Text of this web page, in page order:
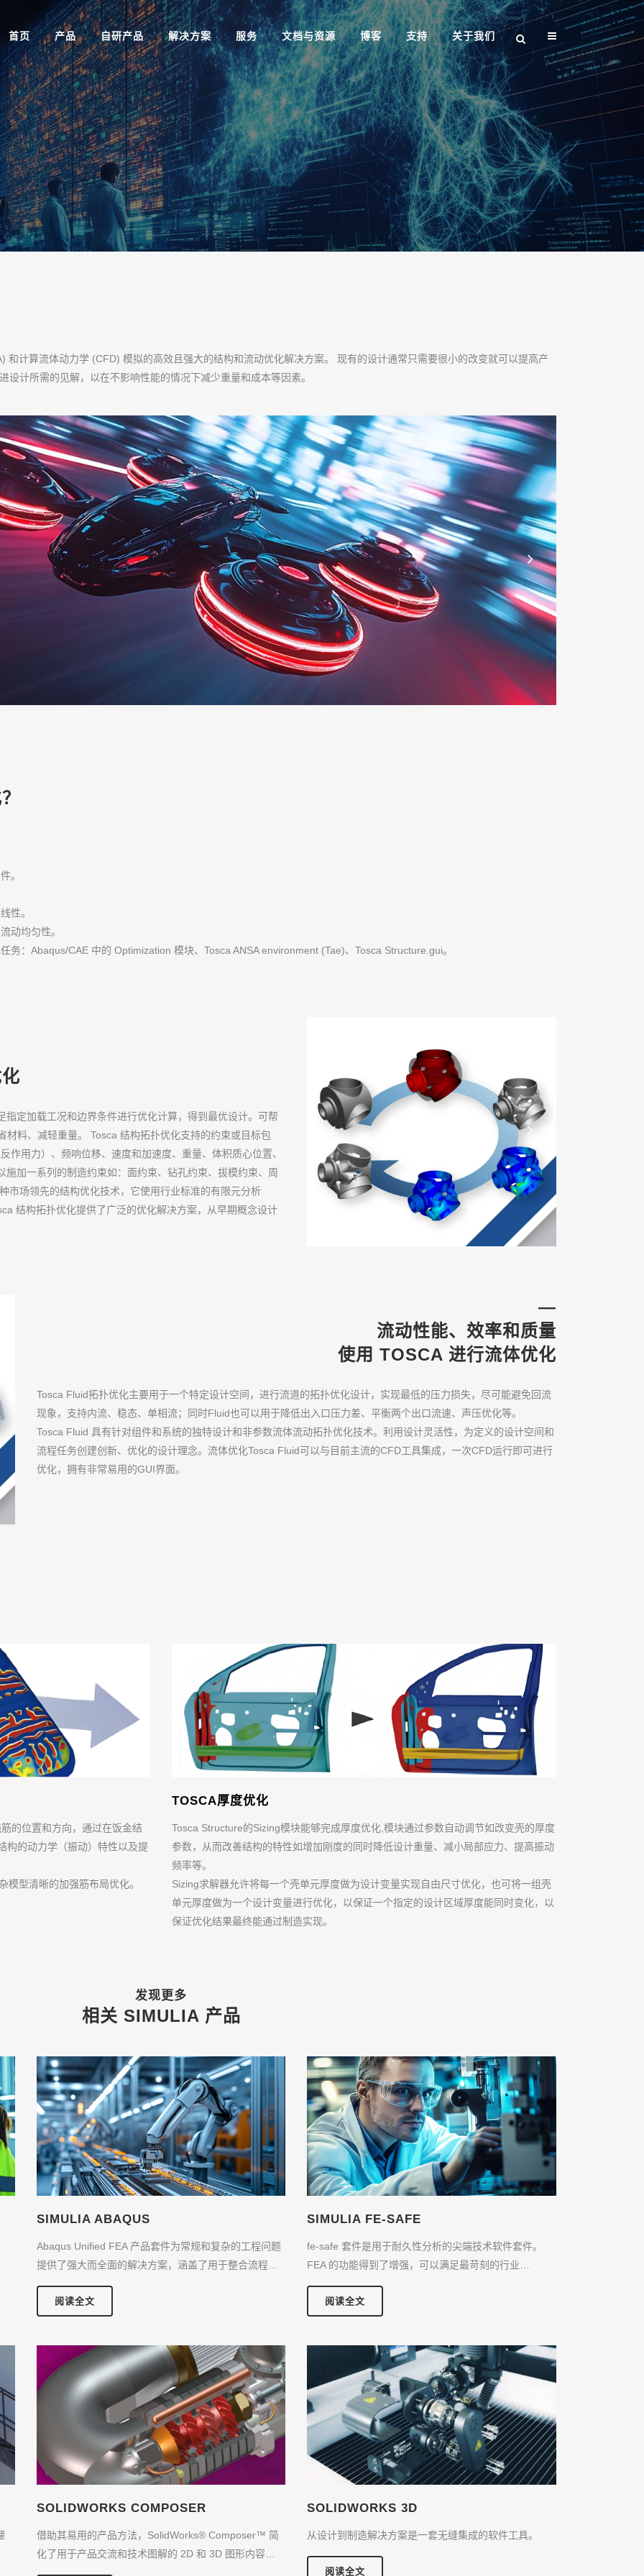
首页 产品 自研产品 解决方案 服务 文档与资源 博客 支持 关于我们
和计算流体动力学 (CFD) 模拟的高效且强大的结构和流动优化解决方案。 现有的设计通常只需要很小的改变就可以提高产
计所需的见解，以在不影响性能的情况下减少重量和成本等因素。
。
性。
动均匀性。
务：Abaqus/CAE 中的 Optimization 模块、Tosca ANSA environment (Tae)、Tosca Structure.gui。
定加载工况和边界条件进行优化计算，得到最优设计。可帮
料、减轻重量。 Tosca 结构拓扑优化支持的约束或目标包
作用力）、频响位移、速度和加速度、重量、体积质心位置、
加一系列的制造约束如：面约束、钻孔约束、拔模约束、周
市场领先的结构优化技术，它使用行业标准的有限元分析
结构拓扑优化提供了广泛的优化解决方案，从早期概念设计
—
流动性能、效率和质量
使用 TOSCA 进行流体优化
Tosca Fluid拓扑优化主要用于一个特定设计空间，进行流道的拓扑优化设计，实现最低的压力损失，尽可能避免回流
现象，支持内流、稳态、单相流；同时Fluid也可以用于降低出入口压力差、平衡两个出口流速、声压优化等。
Tosca Fluid 具有针对组件和系统的独特设计和非参数流体流动拓扑优化技术。利用设计灵活性，为定义的设计空间和
流程任务创建创新、优化的设计理念。流体优化Tosca Fluid可以与目前主流的CFD工具集成，一次CFD运行即可进行
优化，拥有非常易用的GUI界面。
的位置和方向，通过在饭金结
构的动力学（振动）特性以及提
型清晰的加强筋布局优化。
TOSCA厚度优化
Tosca Structure的Sizing模块能够完成厚度优化,模块通过参数自动调节如改变壳的厚度
参数，从而改善结构的特性如增加刚度的同时降低设计重量、减小局部应力、提高振动
频率等。
Sizing求解器允许将每一个壳单元厚度做为设计变量实现自由尺寸优化，也可将一组壳
单元厚度做为一个设计变量进行优化，以保证一个指定的设计区域厚度能同时变化，以
保证优化结果最终能通过制造实现。
发现更多​
相关 SIMULIA 产品
SIMULIA ABAQUS
Abaqus Unified FEA 产品套件为常规和复杂的工程问题
提供了强大而全面的解决方案，涵盖了用于整合流程…
阅读全文
SOLIDWORKS COMPOSER
借助其易用的产品方法，SolidWorks® Composer™ 简
化了用于产品交流和技术图解的 2D 和 3D 图形内容…
SIMULIA FE-SAFE
fe-safe 套件是用于耐久性分析的尖端技术软件套件。
FEA 的功能得到了增强，可以满足最苛刻的行业…
阅读全文
SOLIDWORKS 3D
从设计到制造解决方案是一套无缝集成的软件工具。
阅读全文